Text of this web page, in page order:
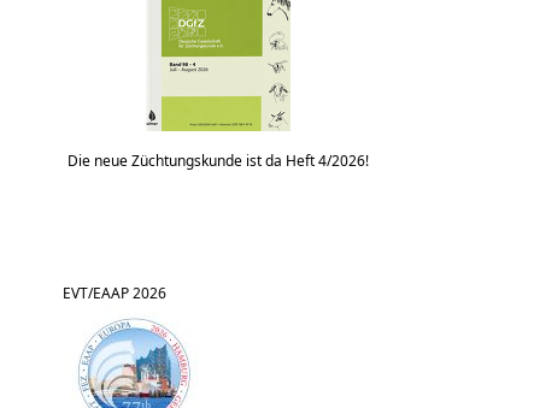
Die neue Züchtungskunde ist da Heft 4/2026!
EVT/EAAP 2026